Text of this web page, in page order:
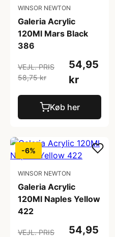
WINSOR NEWTON
Galeria Acrylic
120Ml Mars Black
386
VEJL. PRIS
58,75 kr
54,95
kr
Køb her
-6%
WINSOR NEWTON
Galeria Acrylic
120Ml Naples Yellow
422
VEJL. PRIS
54,95